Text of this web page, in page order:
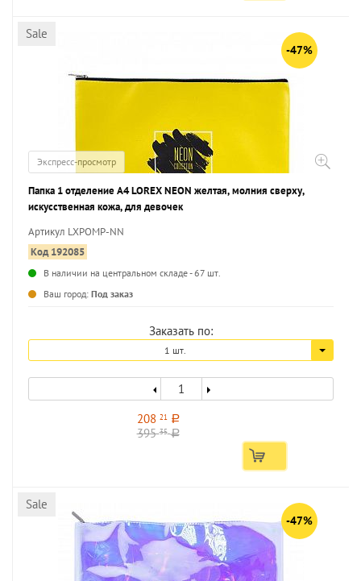
Sale
-47%
Экспресс-просмотр
Папка 1 отделение А4 LOREX NEON желтая, молния сверху,
искусственная кожа, для девочек
Артикул LXPOMP-NN
Код 192085
В наличии на центральном складе - 67 шт.
Ваш город: Под заказ
Заказать по:
1 шт.
208 21 a
39535 a
Sale
-47%